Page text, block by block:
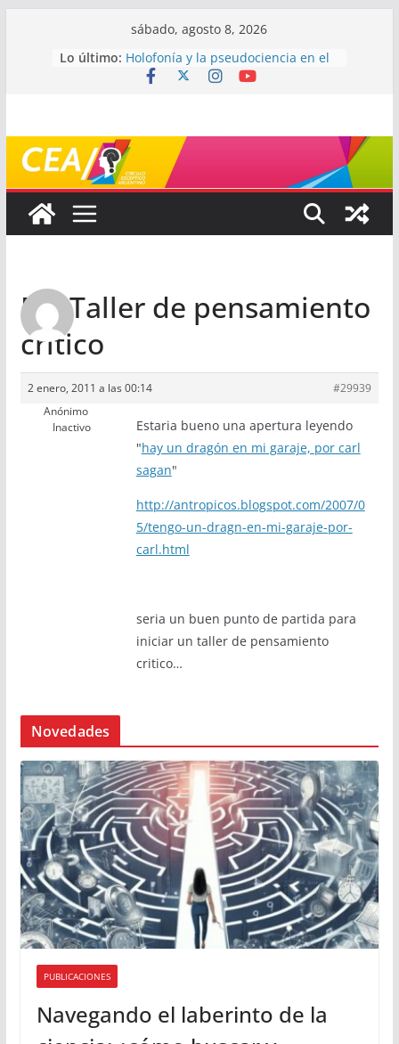
sábado, agosto 8, 2026
Lo último: Holofonía y la pseudociencia en el
audio
Mayéutica (o cómo debatir sin
terminar a los golpes)
Somos menos capaces de lo que
Re: Taller de pensamiento
crítico
2 enero, 2011 a las 00:14
#29939
Anónimo
Inactivo
Estaria bueno una apertura leyendo
"hay un dragón en mi garaje, por carl
sagan"
http://antropicos.blogspot.com/2007/0
5/tengo-un-dragn-en-mi-garaje-por-
carl.html
seria un buen punto de partida para
iniciar un taller de pensamiento
critico…
Novedades
PUBLICACIONES
Navegando el laberinto de la